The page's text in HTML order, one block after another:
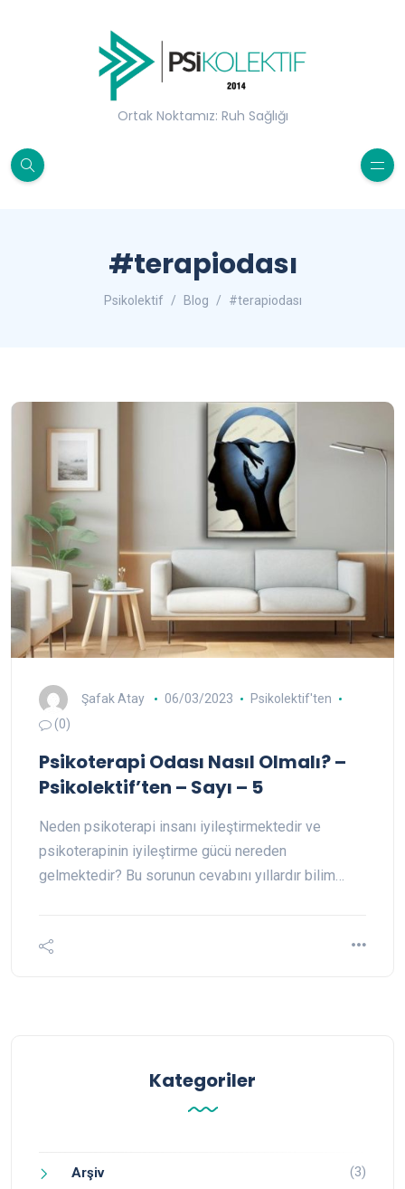
Ortak Noktamız: Ruh Sağlığı
#terapiodası
Psikolektif Blog #terapiodası
Şafak Atay 06/03/2023
Psikolektif'ten
(0)
Psikoterapi Odası Nasıl Olmalı? –
Psikolektif’ten – Sayı – 5
Neden psikoterapi insanı iyileştirmektedir ve
psikoterapinin iyileştirme gücü nereden
gelmektedir? Bu sorunun cevabını yıllardır bilim…
Kategoriler
Arşiv (3)